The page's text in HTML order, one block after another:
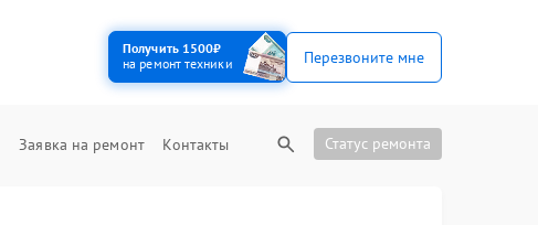
Получить 1500₽
на ремонт техники
Перезвоните мне
Заявка на ремонт Контакты Статус ремонта